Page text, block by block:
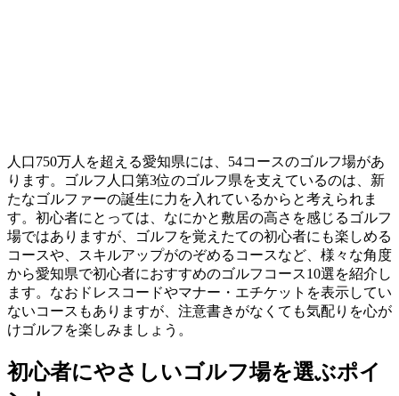
人口750万人を超える愛知県には、54コースのゴルフ場があ
ります。ゴルフ人口第3位のゴルフ県を支えているのは、新
たなゴルファーの誕生に力を入れているからと考えられま
す。初心者にとっては、なにかと敷居の高さを感じるゴルフ
場ではありますが、ゴルフを覚えたての初心者にも楽しめる
コースや、スキルアップがのぞめるコースなど、様々な角度
から愛知県で初心者におすすめのゴルフコース10選を紹介し
ます。なおドレスコードやマナー・エチケットを表示してい
ないコースもありますが、注意書きがなくても気配りを心が
けゴルフを楽しみましょう。
初心者にやさしいゴルフ場を選ぶポイ